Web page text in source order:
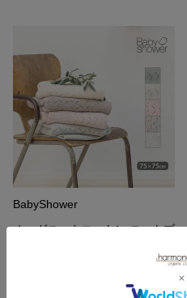
BabyShower
オーガニックコットン ニットブ